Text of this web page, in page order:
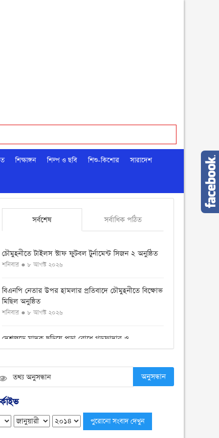
শিক্ষাঙ্গন শিল্প ও ছবি শিশু-কিশোর সারাদেশ
সর্বশেষ সর্বাধিক পঠিত
চৌমুহনীতে টাইলস স্টাফ ফুটবল টুর্নামেন্ট সিজন ২ অনুষ্ঠিত
শনিবার ● ৮ আগস্ট ২০২৬
বিএনপি নেতার উপর হামলার প্রতিবাদে চৌমুহনীতে বিক্ষোভ
মিছিল অনুষ্ঠিত
শনিবার ● ৮ আগস্ট ২০২৬
দেশজুড়ে মাদক ছড়িয়ে পড়া রোধে গডফাদার ও
সহযোগীদের বিরুদ্ধে চূড়ান্ত অভিযান
চৌমুহনীতে ১২কেজি গাঁজা ও একটি সিএনজি সহ আটক ১
শুক্রবার ● ৭ আগস্ট ২০২৬
চৌমুহনীতে সন্ত্রাসীদের গুলিতে হকার্স কাশেম ও ব্যবসায়ী
অনুসন্ধান